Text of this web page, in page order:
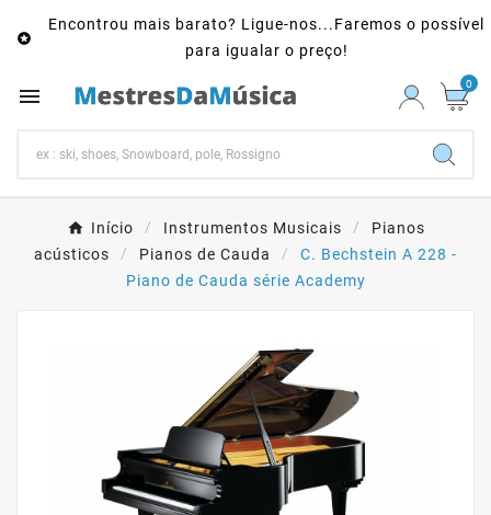

Encontrou mais barato? Ligue-nos...Faremos o possível
para igualar o preço!
 0
Início Instrumentos Musicais
Pianos
acústicos
Pianos de Cauda
C. Bechstein A 228 -
Piano de Cauda série Academy